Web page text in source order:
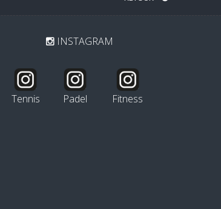
INSTAGRAM
Tennis Padel Fitness